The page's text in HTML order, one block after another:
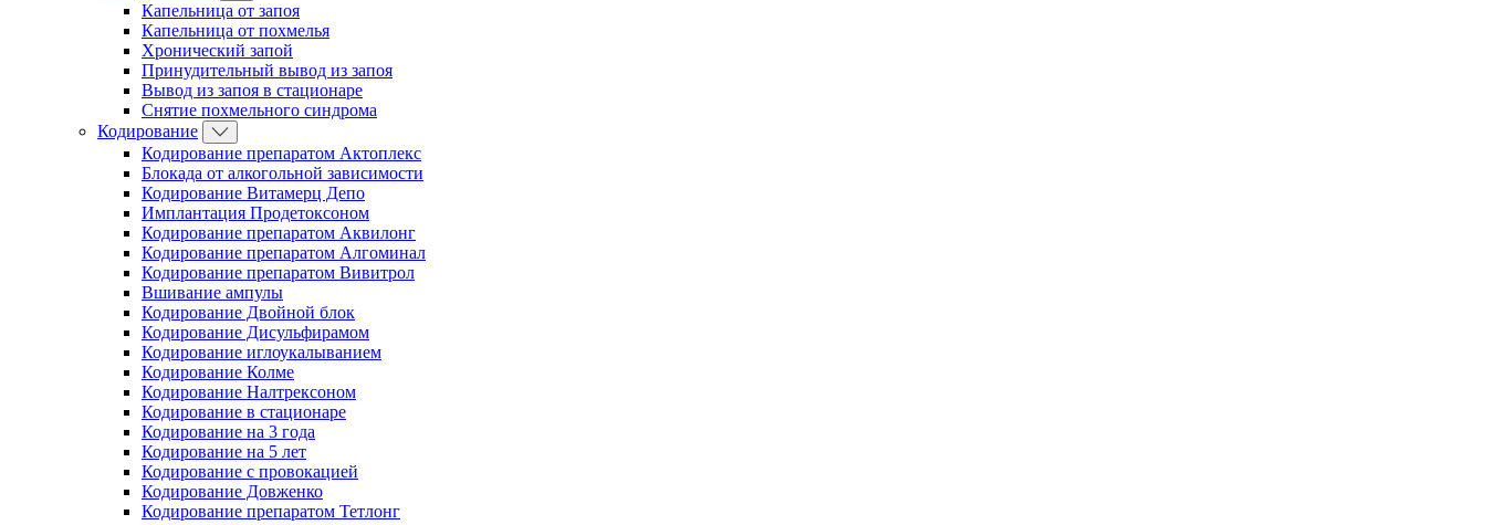
Капельница от запоя
Капельница от похмелья
Хронический запой
Принудительный вывод из запоя
Вывод из запоя в стационаре
Снятие похмельного синдрома
Кодирование
Кодирование препаратом Актоплекс
Блокада от алкогольной зависимости
Кодирование Витамерц Депо
Имплантация Продетоксоном
Кодирование препаратом Аквилонг
Кодирование препаратом Алгоминал
Кодирование препаратом Вивитрол
Вшивание ампулы
Кодирование Двойной блок
Кодирование Дисульфирамом
Кодирование иглоукалыванием
Кодирование Колме
Кодирование Налтрексоном
Кодирование в стационаре
Кодирование на 3 года
Кодирование на 5 лет
Кодирование с провокацией
Кодирование Довженко
Кодирование препаратом Тетлонг